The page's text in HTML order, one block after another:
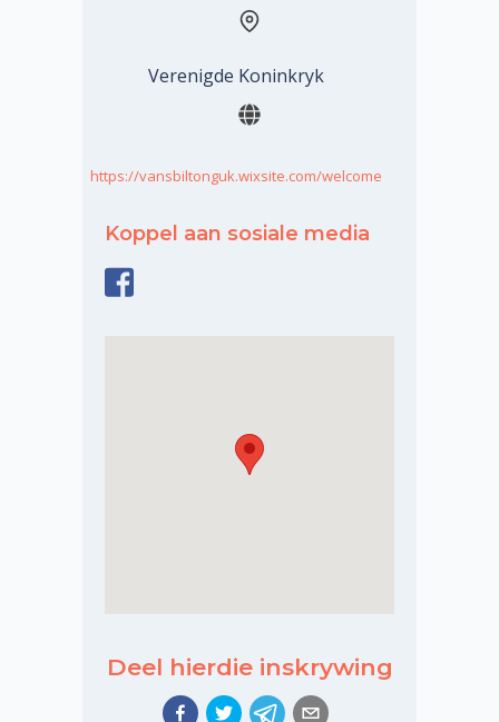
Verenigde Koninkryk
https://vansbiltonguk.wixsite.com/welcome
Koppel aan sosiale media
Deel hierdie inskrywing